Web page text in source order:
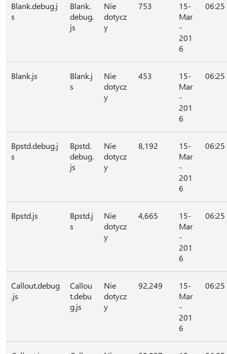
Blank.debug.j
s
Blank.
debug.
js
Nie
dotycz
y
753
15-
Mar
-
201
6
06:25
Blank.js
Blank.j
s
Nie
dotycz
y
453
15-
Mar
-
201
6
06:25
Bpstd.debug.j
s
Bpstd.
debug.
js
Nie
dotycz
y
8,192
15-
Mar
-
201
6
06:25
Bpstd.js
Bpstd.j
s
Nie
dotycz
y
4,665
15-
Mar
-
201
6
06:25
Callout.debug
.js
Callou
t.debu
g.js
Nie
dotycz
y
92,249
15-
Mar
-
201
6
06:25